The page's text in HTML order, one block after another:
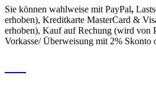
Sie können wahlweise mit PayPal,
erhoben), Kreditkarte MasterCard &
erhoben), Kauf auf Rechung (wird von
Vorkasse/ Überweisung mit 2% Skonto